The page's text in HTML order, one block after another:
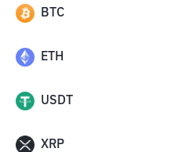
BTC
ETH
USDT
XRP